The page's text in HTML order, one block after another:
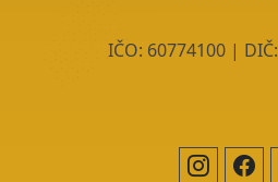
IČO: 60774100 |